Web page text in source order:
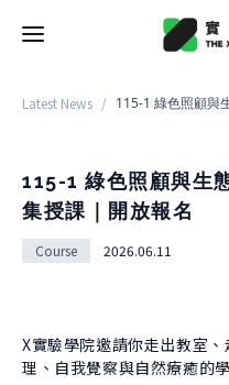
Latest News
College
About College
History
Regulations
Space
Residence
About
Latest News /
115-1 綠色照顧與生
集授課｜開放報名
Course 2026.06.11
X實驗學院邀請你走出教室
理、自我覺察與自然療癒的